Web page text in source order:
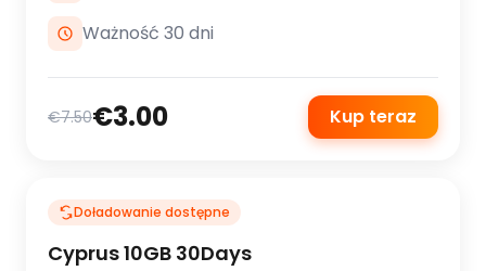
Ważność 30 dni
€7.50€3.00 Kup teraz
Doładowanie dostępne
Cyprus 10GB 30Days